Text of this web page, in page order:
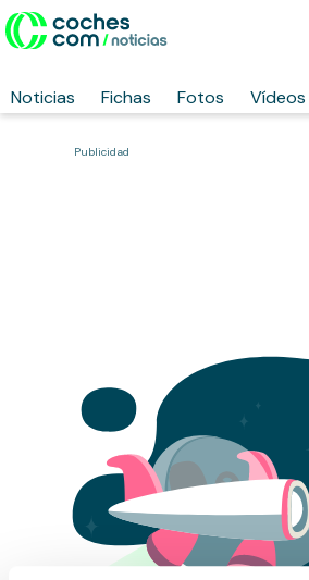
Noticias Fichas Fotos Vídeos
Publicidad